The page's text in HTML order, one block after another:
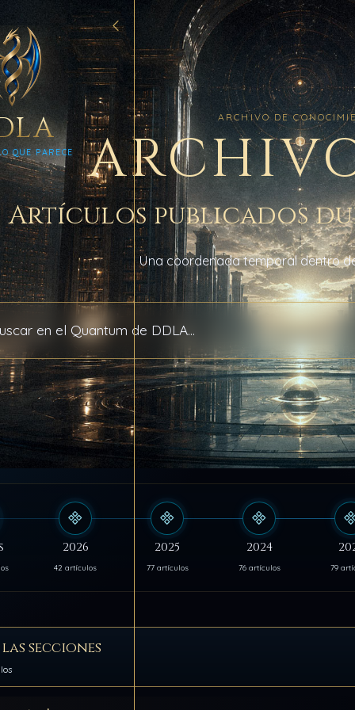
QUE PARECE
ARCHIVO DE
Artículos publicados
Una coordenada temporal dentro
archivo
2026
42 artículos
2025
77 artículos
2024
76 artículos 79
secciones